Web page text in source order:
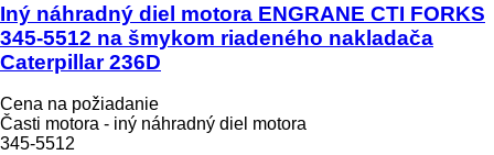
Iný náhradný diel motora ENGRANE CTI FORKS
345-5512 na šmykom riadeného nakladača
Caterpillar 236D
Cena na požiadanie
Časti motora - iný náhradný diel motora
345-5512